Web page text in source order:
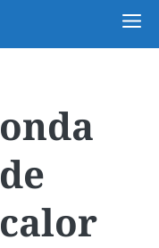
onda
de
calor